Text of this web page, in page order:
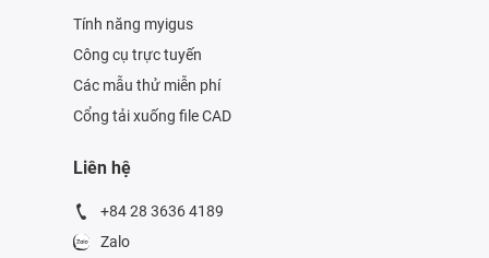
Tính năng myigus
Công cụ trực tuyến
Các mẫu thử miễn phí
Cổng tải xuống file CAD
Liên hệ
+84 28 3636 4189
Zalo